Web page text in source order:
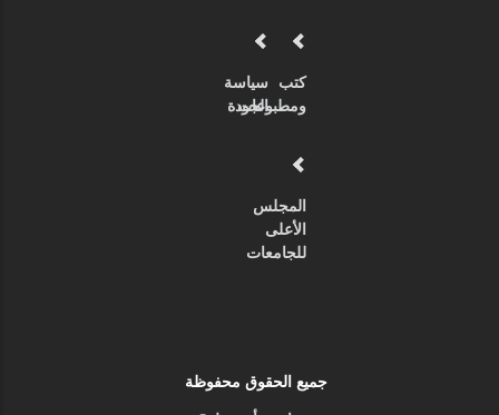
كتب
ومطبوعات
سياسة
الجودة
المجلس
الأعلى
للجامعات
جميع الحقوق محفوظة